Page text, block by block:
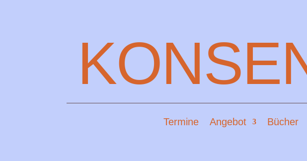
Termine Angebot Bücher